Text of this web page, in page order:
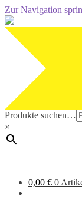
Zur Navigation
Produkte suchen…
×
0,00 € 0